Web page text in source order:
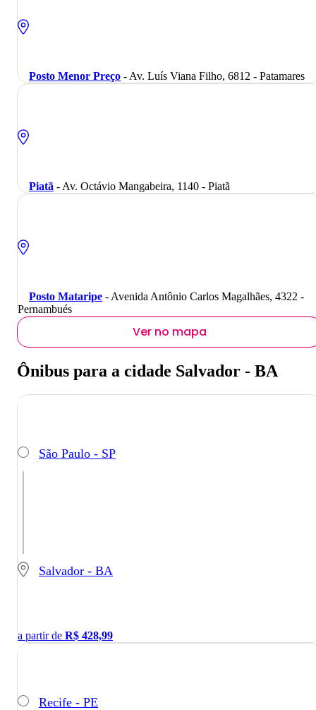
Posto Menor Preço - Av. Luís Viana Filho, 6812 - Patamares
Piatã - Av. Octávio Mangabeira, 1140 - Piatã
Posto Mataripe - Avenida Antônio Carlos Magalhães, 4322 -
Pernambués
Ver no mapa
Ônibus para a cidade Salvador - BA
São Paulo - SP
Salvador - BA
a partir de R$ 428,99
Recife - PE